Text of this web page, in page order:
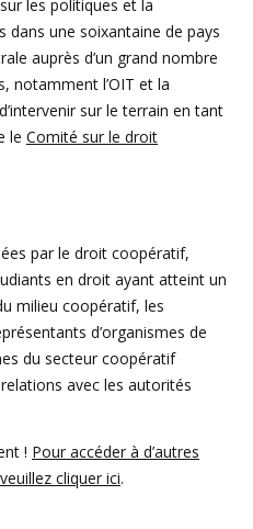
les politiques et la
dans une soixantaine de pays
auprès d’un grand nombre
notamment l’OIT et la
sur le terrain en tant
le Comité sur le droit
par le droit coopératif,
en droit ayant atteint un
milieu coopératif, les
d’organismes de
du secteur coopératif
avec les autorités
! Pour accéder à d’autres
cliquer ici.